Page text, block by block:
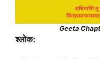
Geeta
श्लोक: